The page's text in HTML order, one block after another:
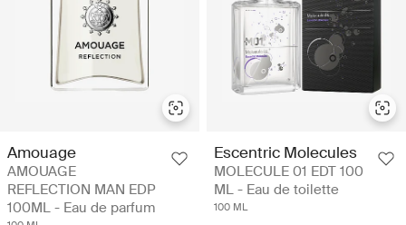
Amouage
AMOUAGE
REFLECTION MAN EDP
100ML - Eau de parfum
Escentric Molecules
MOLECULE 01 EDT 100
ML - Eau de toilette
100 ML